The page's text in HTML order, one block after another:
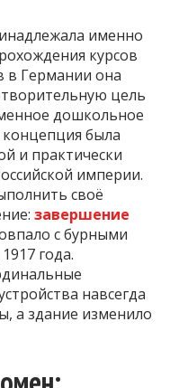
именно
курсов
в Германии она
цель
дошкольное
была
и практически
империи.
своё
завершение
с бурными
года.
навсегда
а здание изменило